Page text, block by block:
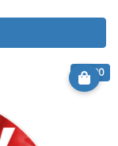
€ 6.90